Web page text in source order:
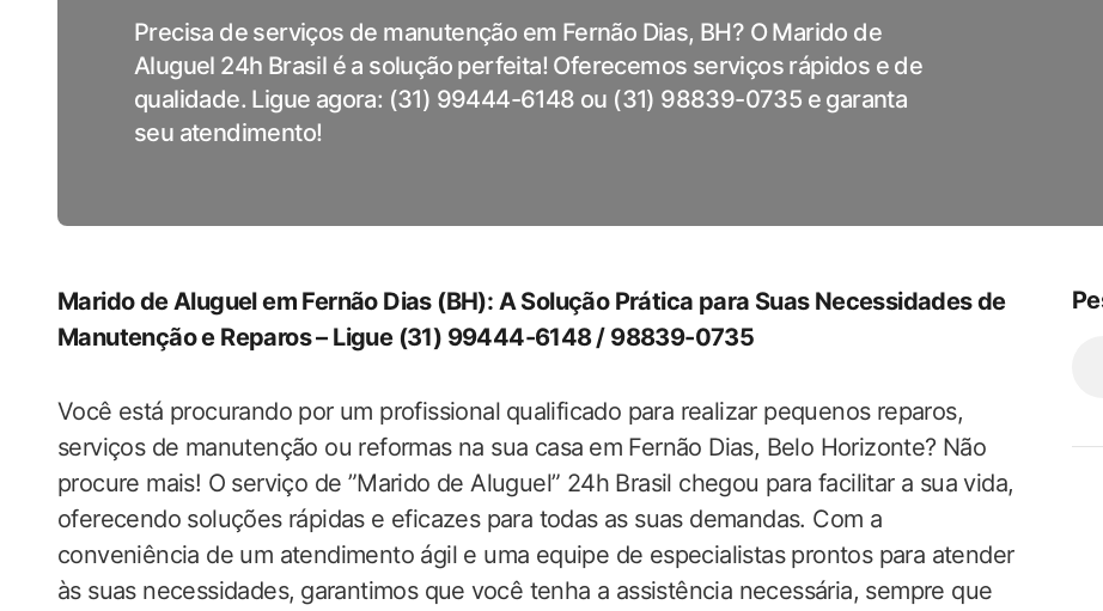
Precisa de serviços de manutenção em Fernão Dias, BH? O Marido de
Aluguel 24h Brasil é a solução perfeita! Oferecemos serviços rápidos e de
qualidade. Ligue agora: (31) 99444-6148 ou (31) 98839-0735 e garanta
seu atendimento!
Marido‌ de Aluguel em Fernão Dias (BH): A Solução ‍Prática para‌ Suas Necessidades ‌de
Manutenção e Reparos – Ligue (31) 99444-6148 ⁢/ 98839-0735
Você está procurando por‌ um profissional⁣ qualificado para realizar pequenos reparos,
serviços de manutenção ou reformas na sua casa⁤ em Fernão Dias, Belo ​Horizonte? Não ​
procure mais! O‌ serviço de ‌”Marido de ‌Aluguel” 24h Brasil chegou para facilitar‍ a‍ sua ‌vida,⁣
oferecendo soluções rápidas ‍e eficazes para todas‌ as suas‌ demandas. ‍Com a
conveniência‌ de um atendimento ágil‌ e uma equipe de especialistas prontos para atender
às suas‌ necessidades, ⁣garantimos que ⁢você tenha​ a assistência necessária,‍ sempre ​que